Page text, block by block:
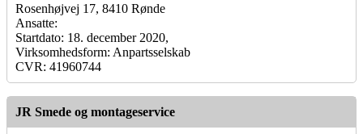
Rosenhøjvej 17, 8410 Rønde
Ansatte:
Startdato: 18. december 2020,
Virksomhedsform: Anpartsselskab
CVR: 41960744
JR Smede og montageservice